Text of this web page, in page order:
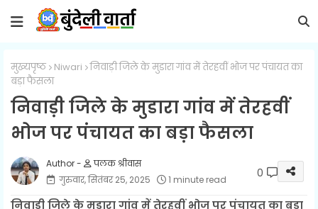
मुख्यपृष्ठ Niwari
निवाड़ी जिले के मुडारा गांव में तेरहवीं भोज पर पंचायत का
बड़ा फैसला
निवाड़ी जिले के मुडारा गांव में तेरहवीं
भोज पर पंचायत का बड़ा फैसला
पलक श्रीवास
गुरुवार, सितंबर 25, 2025
1 minute read 0
निवाड़ी जिले के मुडारा गांव में तेरहवीं भोज पर पंचायत का बड़ा